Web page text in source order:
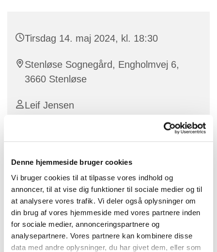
Denne hjemmeside bruger cookies
Vi bruger cookies til at tilpasse vores indhold og
annoncer, til at vise dig funktioner til sociale medier og til
at analysere vores trafik. Vi deler også oplysninger om
din brug af vores hjemmeside med vores partnere inden
for sociale medier, annonceringspartnere og
analysepartnere. Vores partnere kan kombinere disse
data med andre oplysninger, du har givet dem, eller som
Tirsdag 14. maj 2024, kl. 18:30
Stenløse Sognegård, Engholmvej 6,
3660 Stenløse
Leif Jensen
Mad for mænder en sammenkomst for mænd,
Vi deler et måltid mad og vores livsoplevelser m.m.
Der bliver også plads til en sang. Det koster 50 kr.
for mad og drikke.